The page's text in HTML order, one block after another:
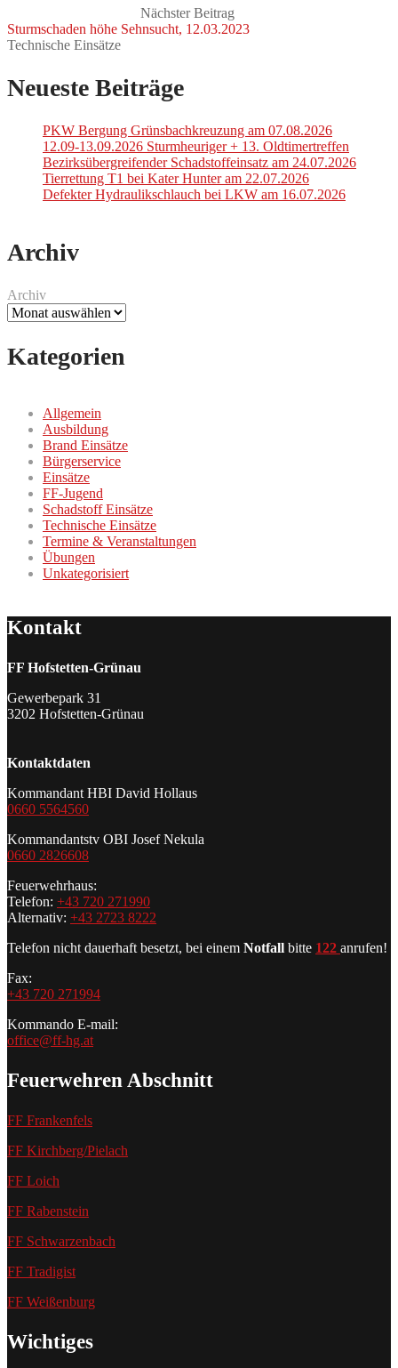
Nächster Beitrag
Sturmschaden höhe Sehnsucht, 12.03.2023
Technische Einsätze
Neueste Beiträge
PKW Bergung Grünsbachkreuzung am 07.08.2026
12.09-13.09.2026 Sturmheuriger + 13. Oldtimertreffen
Bezirksübergreifender Schadstoffeinsatz am 24.07.2026
Tierrettung T1 bei Kater Hunter am 22.07.2026
Defekter Hydraulikschlauch bei LKW am 16.07.2026
Archiv
Archiv
Kategorien
Allgemein
Ausbildung
Brand Einsätze
Bürgerservice
Einsätze
FF-Jugend
Schadstoff Einsätze
Technische Einsätze
Termine & Veranstaltungen
Übungen
Unkategorisiert
Kontakt
FF Hofstetten-Grünau
Gewerbepark 31
3202 Hofstetten-Grünau
Kontaktdaten
Kommandant HBI David Hollaus
0660 5564560
Kommandantstv OBI Josef Nekula
0660 2826608
Feuerwehrhaus:
Telefon: +43 720 271990
Alternativ: +43 2723 8222
Telefon nicht dauerhaft besetzt, bei einem Notfall bitte 122 anrufen!
Fax:
+43 720 271994
Kommando E-mail:
office@ff-hg.at
Feuerwehren Abschnitt
FF Frankenfels
FF Kirchberg/Pielach
FF Loich
FF Rabenstein
FF Schwarzenbach
FF Tradigist
FF Weißenburg
Wichtiges